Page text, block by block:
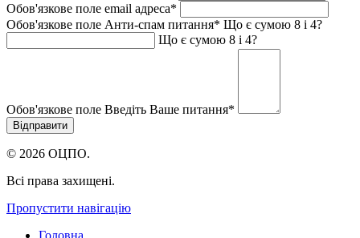
Обов'язкове поле email адреса*
Обов'язкове поле Анти-спам питання* Що є сумою 8 і 4?
Що є сумою 8 і 4?
Обов'язкове поле Введіть Ваше питання*
© 2026 ОЦПО.
Всі права захищені.
Пропустити навігацію